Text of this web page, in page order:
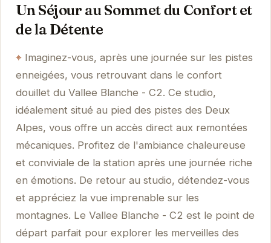
Un Séjour au Sommet du Confort et
de la Détente
Imaginez-vous, après une journée sur les pistes
enneigées, vous retrouvant dans le confort
douillet du Vallee Blanche - C2. Ce studio,
idéalement situé au pied des pistes des Deux
Alpes, vous offre un accès direct aux remontées
mécaniques. Profitez de l'ambiance chaleureuse
et conviviale de la station après une journée riche
en émotions. De retour au studio, détendez-vous
et appréciez la vue imprenable sur les
montagnes. Le Vallee Blanche - C2 est le point de
départ parfait pour explorer les merveilles des